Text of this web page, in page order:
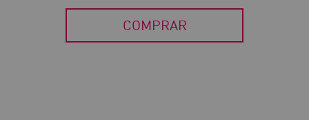
COMPRAR